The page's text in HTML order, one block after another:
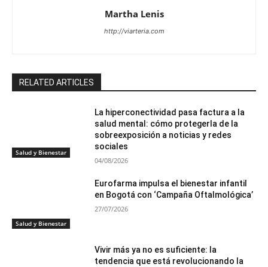
Martha Lenis
http://viarteria.com
RELATED ARTICLES
Salud y Bienestar
La hiperconectividad pasa factura a la
salud mental: cómo protegerla de la
sobreexposición a noticias y redes
sociales
04/08/2026
Salud y Bienestar
Eurofarma impulsa el bienestar infantil
en Bogotá con ‘Campaña Oftalmológica’
27/07/2026
Vivir más ya no es suficiente: la
tendencia que está revolucionando la